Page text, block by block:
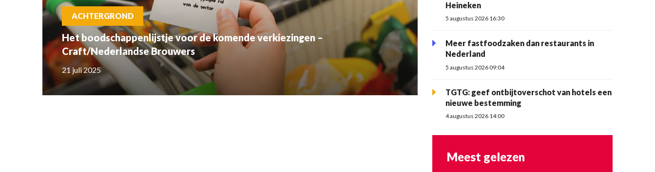
ACHTERGROND
Het boodschappenlijstje voor de komende verkiezingen –
Craft/Nederlandse Brouwers
21 juli 2025
Heineken
5 augustus 2026 16:30
Meer fastfoodzaken dan restaurants in
Nederland
5 augustus 2026 09:04
TGTG: geef ontbijtoverschot van hotels een
nieuwe bestemming
4 augustus 2026 14:00
Meest gelezen